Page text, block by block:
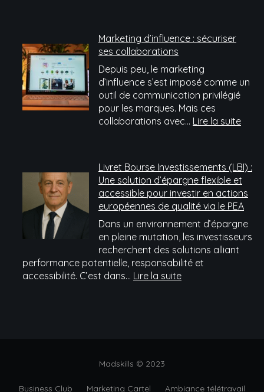
netlinking
passées
au
crible
du
service
Marketing d’influence : sécuriser
ses collaborations
Depuis peu, le marketing
d’influence s’est imposé comme un
outil de communication privilégié
pour les marques. Mais ces
collaborations avec… Lire la suite:
ses
Livret Bourse Investissements (LBI) :
Une solution d’épargne flexible et
accessible pour investir en actions
européennes de qualité via le PEA
Dans un environnement d’épargne
en pleine mutation, les investisseurs
recherchent des solutions alliant
performance potentielle, responsabilité et
accessibilité. C’est dans… Lire la suite:
Madskills © 2023
Business Club Marketing Cartel Ambiance télétravail